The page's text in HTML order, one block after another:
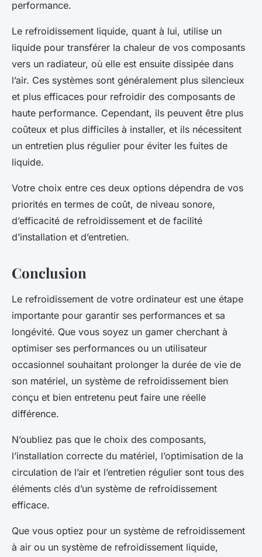
performance.
Le refroidissement liquide, quant à lui, utilise un
liquide pour transférer la chaleur de vos composants
vers un radiateur, où elle est ensuite dissipée dans
l’air. Ces systèmes sont généralement plus silencieux
et plus efficaces pour refroidir des composants de
haute performance. Cependant, ils peuvent être plus
coûteux et plus difficiles à installer, et ils nécessitent
un entretien plus régulier pour éviter les fuites de
liquide.
Votre choix entre ces deux options dépendra de vos
priorités en termes de coût, de niveau sonore,
d’efficacité de refroidissement et de facilité
d’installation et d’entretien.
Conclusion
Le refroidissement de votre ordinateur est une étape
importante pour garantir ses performances et sa
longévité. Que vous soyez un gamer cherchant à
optimiser ses performances ou un utilisateur
occasionnel souhaitant prolonger la durée de vie de
son matériel, un système de refroidissement bien
conçu et bien entretenu peut faire une réelle
différence.
N’oubliez pas que le choix des composants,
l’installation correcte du matériel, l’optimisation de la
circulation de l’air et l’entretien régulier sont tous des
éléments clés d’un système de refroidissement
efficace.
Que vous optiez pour un système de refroidissement
à air ou un système de refroidissement liquide,